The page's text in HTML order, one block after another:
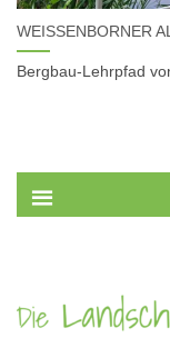
WEISSENBORNER
Bergbau-Lehrpfad